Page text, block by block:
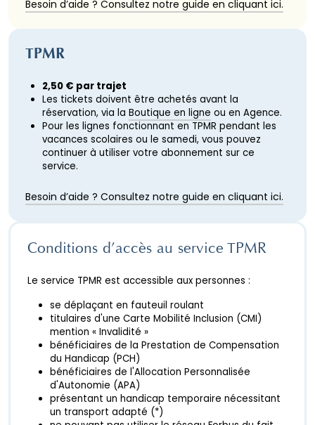
Besoin d’aide ? Consultez notre guide en cliquant ici.
TPMR
2,50 € par trajet
Les tickets doivent être achetés avant la
réservation, via la Boutique en ligne ou en Agence.
Pour les lignes fonctionnant en TPMR pendant les
vacances scolaires ou le samedi, vous pouvez
continuer à utiliser votre abonnement sur ce
service.
Besoin d’aide ? Consultez notre guide en cliquant ici.
Conditions d’accès au service TPMR
Le service TPMR est accessible aux personnes :
se déplaçant en fauteuil roulant
titulaires d'une Carte Mobilité Inclusion (CMI)
mention « Invalidité »
bénéficiaires de la Prestation de Compensation
du Handicap (PCH)
bénéficiaires de l'Allocation Personnalisée
d'Autonomie (APA)
présentant un handicap temporaire nécessitant
un transport adapté (*)